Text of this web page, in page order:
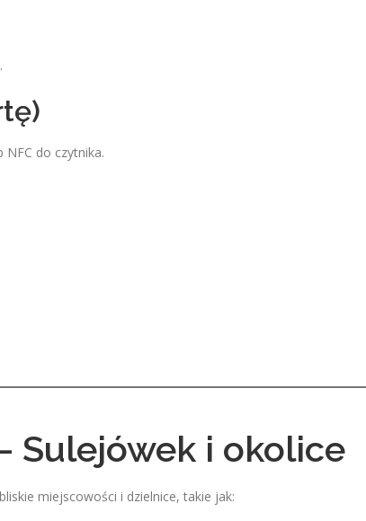
NFC do czytnika.
Sulejówek i okolice
miejscowości i dzielnice, takie jak: